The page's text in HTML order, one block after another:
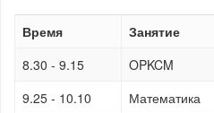
Время Занятие
8.30 - 9.15
OPKCM
9.25 - 10.10
Математика